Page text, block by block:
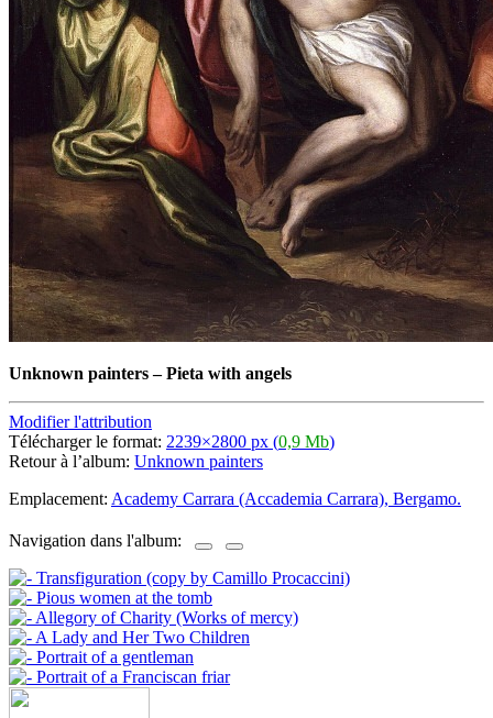
Unknown painters–Pieta with angels
Modifier l'attribution
Télécharger le format: 2239×2800 px (0,9 Mb)
Retour à l’album: Unknown painters
Emplacement: Academy Carrara (Accademia Carrara), Bergamo.
Navigation dans l'album: